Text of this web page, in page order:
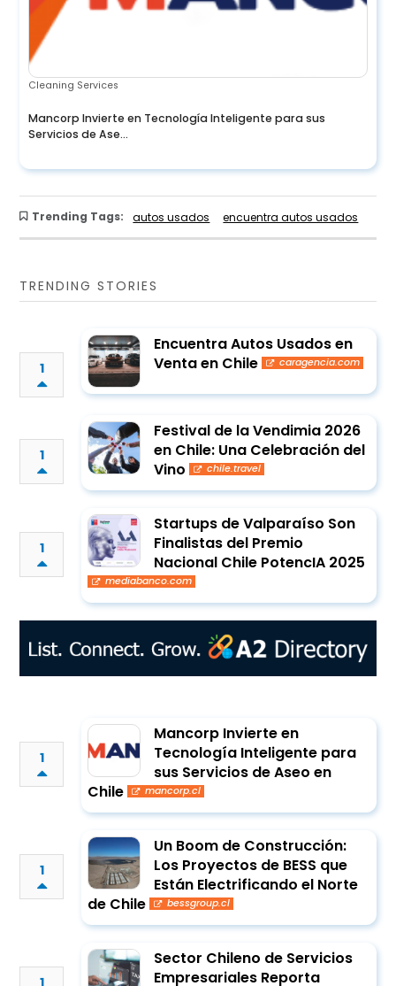
Cleaning Services
Mancorp Invierte en Tecnología Inteligente para sus
Servicios de Ase...
Trending Tags: autos usados encuentra autos usados
TRENDING STORIES
1
Encuentra Autos Usados en
Venta en Chile
caragencia.com
1
Festival de la Vendimia 2026
en Chile: Una Celebración del
Vino
chile.travel
1
Startups de Valparaíso Son
Finalistas del Premio
Nacional Chile PotencIA 2025
mediabanco.com
1
Mancorp Invierte en
Tecnología Inteligente para
sus Servicios de Aseo en
Chile
mancorp.cl
1
Un Boom de Construcción:
Los Proyectos de BESS que
Están Electrificando el Norte
de Chile
bessgroup.cl
1
Sector Chileno de Servicios
Empresariales Reporta